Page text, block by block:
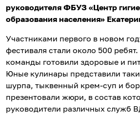
руководителя ФБУЗ «Центр
образования населения»
Участниками первого в новом
фестиваля стали около 500
команды готовили здоровые и
Юные кулинары представили
шурпа, тыквенный крем-суп и
презентовали жюри, в состав
руководители различных служб